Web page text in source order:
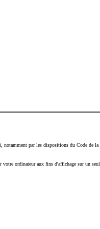
notamment par les dispositions du Code de la
votre ordinateur aux fins d'affichage sur un seul